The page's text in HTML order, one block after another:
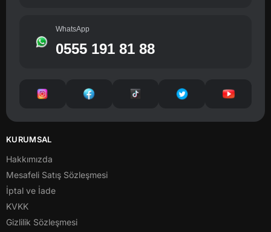
WhatsApp
0555 191 81 88
KURUMSAL
Hakkımızda
Mesafeli Satış Sözleşmesi
İptal ve İade
KVKK
Gizlilik Sözleşmesi